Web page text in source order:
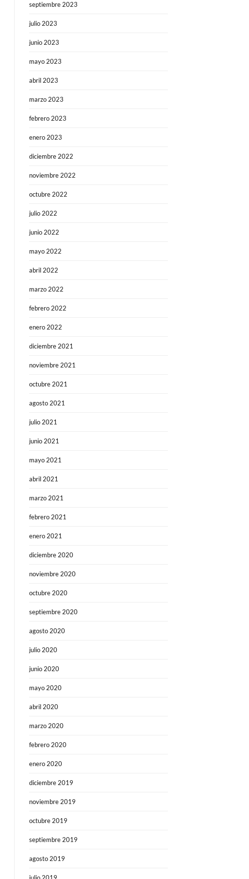
septiembre 2023
julio 2023
junio 2023
mayo 2023
abril 2023
marzo 2023
febrero 2023
enero 2023
diciembre 2022
noviembre 2022
octubre 2022
julio 2022
junio 2022
mayo 2022
abril 2022
marzo 2022
febrero 2022
enero 2022
diciembre 2021
noviembre 2021
octubre 2021
agosto 2021
julio 2021
junio 2021
mayo 2021
abril 2021
marzo 2021
febrero 2021
enero 2021
diciembre 2020
noviembre 2020
octubre 2020
septiembre 2020
agosto 2020
julio 2020
junio 2020
mayo 2020
abril 2020
marzo 2020
febrero 2020
enero 2020
diciembre 2019
noviembre 2019
octubre 2019
septiembre 2019
agosto 2019